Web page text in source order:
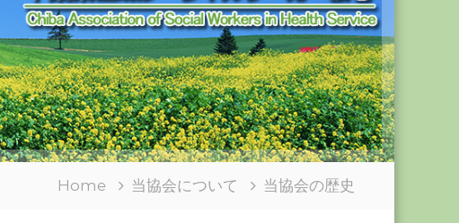
Home 当協会について 当協会の歴史